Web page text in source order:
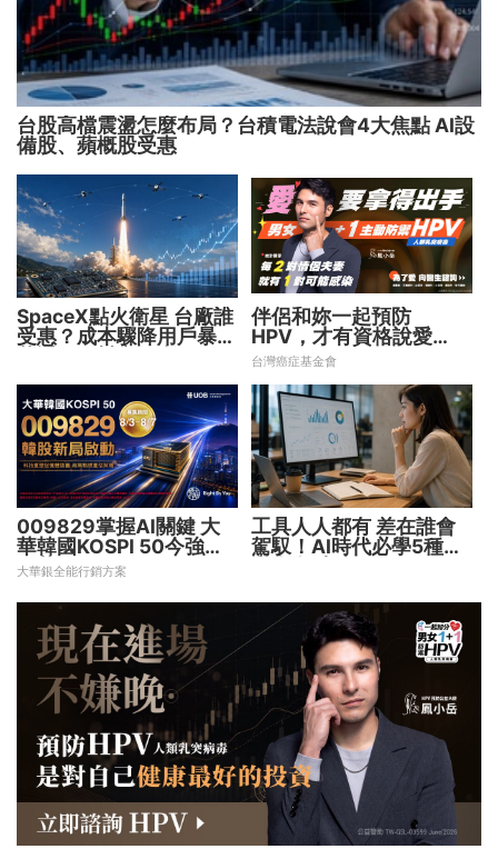
台股高檔震盪怎麼布局？台積電法說會4大焦點 AI設
備股、蘋概股受惠
SpaceX點火衛星 台廠誰
受惠？成本驟降用戶暴增
伴侶和妳一起預防
HPV，才有資格說愛
妳！
台灣癌症基金會
009829掌握AI關鍵 大
華韓國KOSPI 50今強勢
開募
大華銀全能行銷方案
工具人人都有 差在誰會
駕馭！AI時代必學5種能